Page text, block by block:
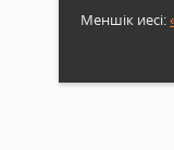
Меншік иесі: